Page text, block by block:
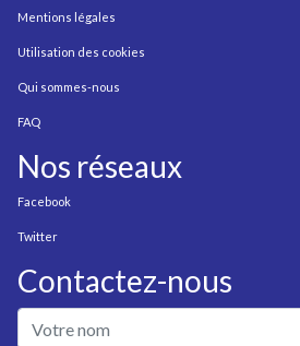
Mentions légales
Utilisation des cookies
Qui sommes-nous
FAQ
Nos réseaux
Facebook
Twitter
Contactez-nous